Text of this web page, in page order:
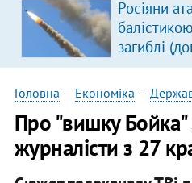
Росіяни
загиблі
Головна — Економіка —
Про "вишку Бойка"
журналісти з 27